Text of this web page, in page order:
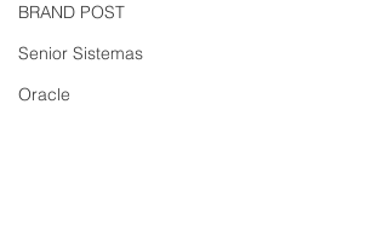
BRAND POST
Senior Sistemas
Oracle